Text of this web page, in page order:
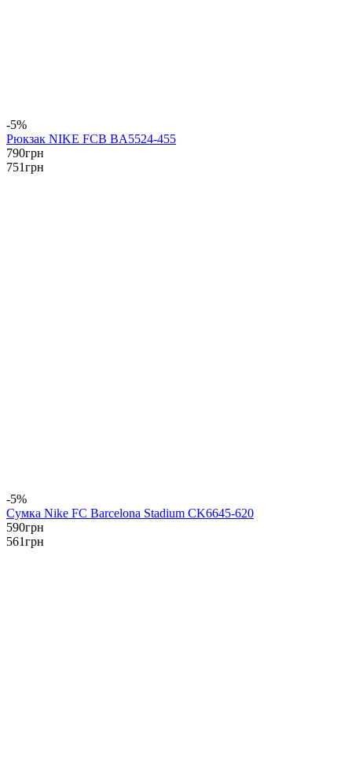
-5%
Рюкзак NIKE FCB BA5524-455
790грн
751грн
-5%
Сумка Nike FC Barcelona Stadium CK6645-620
590грн
561грн